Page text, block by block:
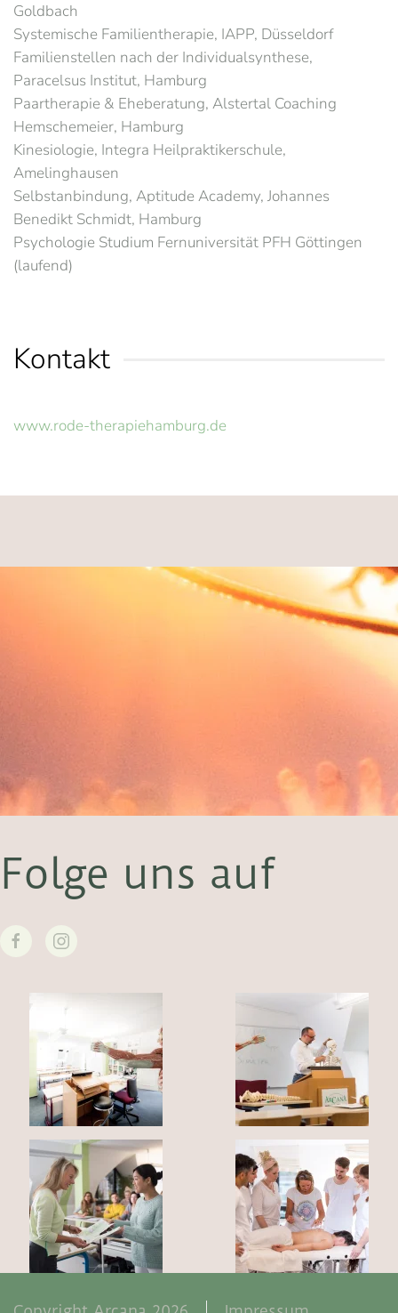
Goldbach
Systemische Familientherapie, IAPP, Düsseldorf
Familienstellen nach der Individualsynthese,
Paracelsus Institut, Hamburg
Paartherapie & Eheberatung, Alstertal Coaching
Hemschemeier, Hamburg
Kinesiologie, Integra Heilpraktikerschule,
Amelinghausen
Selbstanbindung, Aptitude Academy, Johannes
Benedikt Schmidt, Hamburg
Psychologie Studium Fernuniversität PFH Göttingen
(laufend)
Kontakt
www.rode-therapiehamburg.de
Folge uns auf